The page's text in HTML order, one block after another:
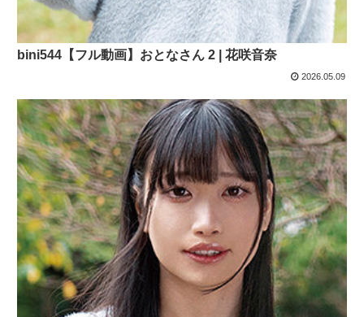
bini544【フル動画】おとなさん 2 | 花咲音奈
2026.05.09